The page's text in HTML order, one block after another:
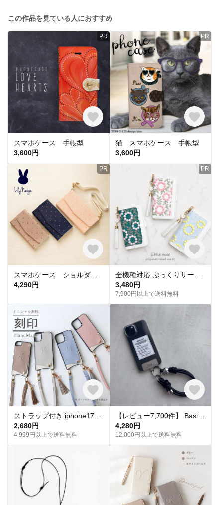
この作品を見ている人におすすめ
PR
スマホケース 手帳型
3,600円
PR
猫 スマホケース 手帳型
3,600円
PR
4,290円
PR
3,480円
7,900円以上で送料無料
2,680円
4,999円以上で送料無料
4,280円
12,000円以上で送料無料